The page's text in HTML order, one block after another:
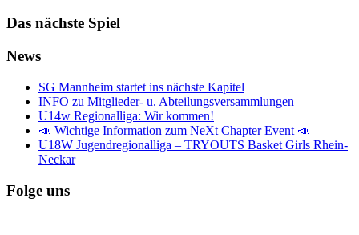
Das nächste Spiel
News
SG Mannheim startet ins nächste Kapitel
INFO zu Mitglieder- u. Abteilungsversammlungen
U14w Regionalliga: Wir kommen!
📣 Wichtige Information zum NeXt Chapter Event 📣
U18W Jugendregionalliga – TRYOUTS Basket Girls Rhein-
Neckar
Folge uns